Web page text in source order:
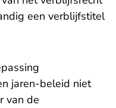
een verblijfstitel
jaren-beleid niet
van de